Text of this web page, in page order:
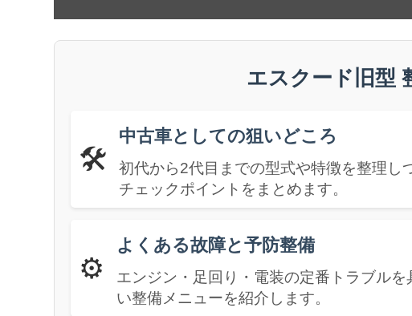
エスクード旧型
🛠️
中古車としての狙いどころ
初代から2代目までの型式や特徴を整理し
チェックポイントをまとめます。
⚙️
よくある故障と予防整備
エンジン・足回り・電装の定番トラブル
い整備メニューを紹介します。